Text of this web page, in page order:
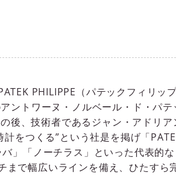
PHILIPPE（パテックフィリッ
ントワーヌ・ノルベール・ド・パテ
後、技術者であるジャン・アドリ
をつくる”という社是を掲げ「
」「ノーチラス」といった代表的
まで幅広いラインを備え、ひたすら